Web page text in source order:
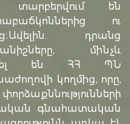
տարբերվում են
ու
դրանց
մինչև
են ՀՀ ՊՆ
կողմից, որը,
գնահատական